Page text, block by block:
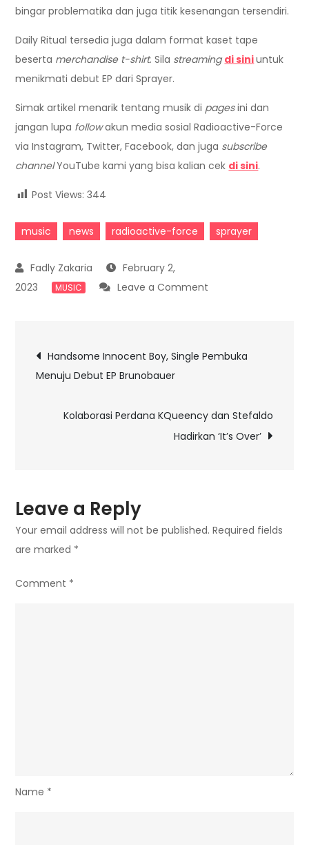
bingar problematika dan juga titik kesenangan tersendiri.
Daily Ritual tersedia juga dalam format kaset tape
beserta merchandise t-shirt. Sila streaming di siniuntuk
menikmati debut EP dari Sprayer.
Simak artikel menarik tentang musik di pagesini dan
jangan lupa followakun media sosial Radioactive-Force
via Instagram, Twitter, Facebook, dan juga subscribe
channelYouTube kami yang bisa kalian cek di sini.
Post Views: 344
music news radioactive-force sprayer
February 2,
2023
MUSIC Leave a Comment
Sprayer
EP ‘Daily
Ritual’
Post
navigation
Handsome Innocent Boy, Single Pembuka
Menuju Debut EP Brunobauer
Kolaborasi Perdana KQueency dan Stefaldo
Hadirkan ‘It’s Over’
Leave a Reply
Your email address will not be published. Required fields
are marked *
Comment *
Name *